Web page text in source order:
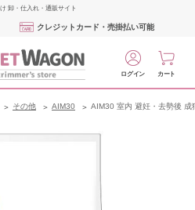
卸・仕入れ・通販サイト
クレジットカード・売掛払い可能
ログイン カート
その他 AIM30 AIM30 室内 避妊・去勢後